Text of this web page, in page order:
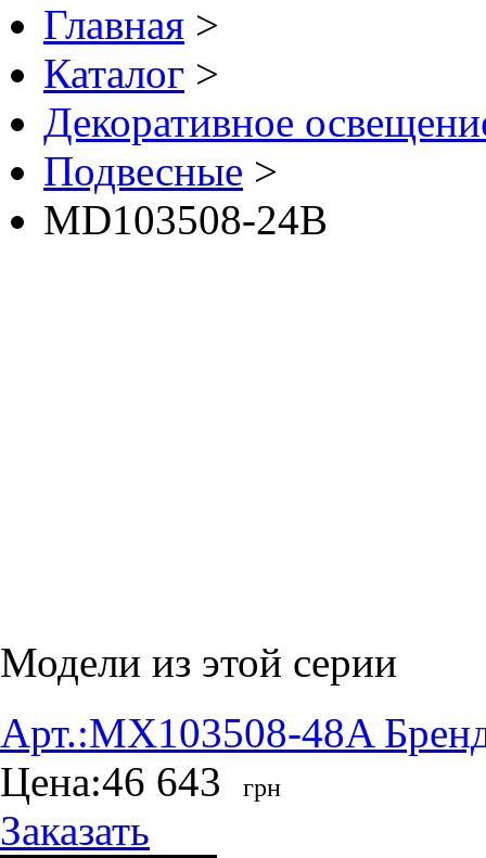
Главная >
Каталог >
Декоративное
Подвесные >
MD103508-24B
Модели из этой серии
Арт.:MX103508-48A
Цена:46 643 грн
Заказать